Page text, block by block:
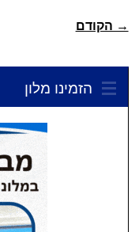
→ הקודם
הזמינו מלון